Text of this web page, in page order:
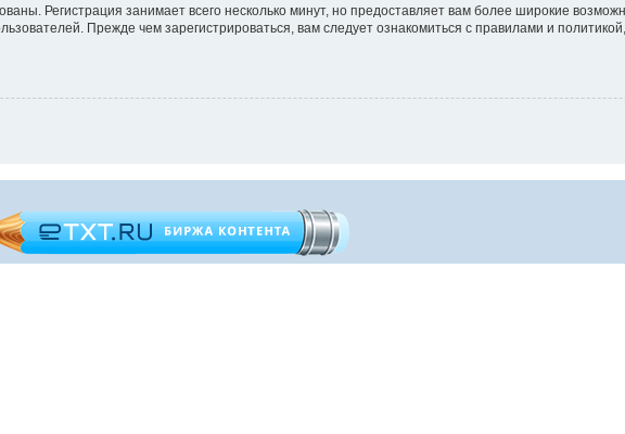
Регистрация занимает всего несколько минут, но предоставляет вам более широкие
Прежде чем зарегистрироваться, вам следует ознакомиться с правилами и